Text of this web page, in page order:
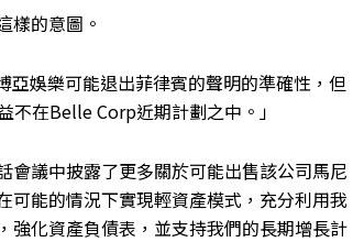
樣的意圖。
娛樂可能退出菲律賓的聲明的準確性，但
在Belle Corp近期計劃之中。」
會議中披露了更多關於可能出售該公司馬尼
可能的情況下實現輕資產模式，充分利用我
強化資產負債表，並支持我們的長期增長計